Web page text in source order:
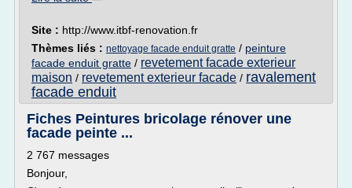
Site : http://www.itbf-renovation.fr
Thèmes liés : nettoyage facade enduit gratte / peinture
facade enduit gratte / revetement facade exterieur
maison / revetement exterieur facade / ravalement
facade enduit
Fiches Peintures bricolage rénover une
facade peinte ...
2 767 messages
Bonjour,